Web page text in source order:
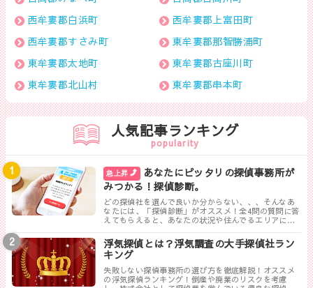
西牟婁郡白浜町
西牟婁郡上富田町
西牟婁郡すさみ町
東牟婁郡那智勝浦町
東牟婁郡太地町
東牟婁郡古座川町
東牟婁郡北山村
東牟婁郡串本町
人気記事ランキング
popularity
急上昇
あなたにピッタリの探偵事務所が
みつかる！探偵診断。
どの探偵社を選んで良いか分からない、、、そんなあ
なたには、「探偵診断」がオススメ！全4問の質問に答
えてもらえると、あなたの状況や住んでるエリアに対
つけることができます。
浮気探偵とは？浮気調査の大手探偵社ラン
キング
失敗しない探偵事務所の選び方を徹底解説！オススメ
の浮気探偵ランキング！倒産や廃業のリスクを考慮